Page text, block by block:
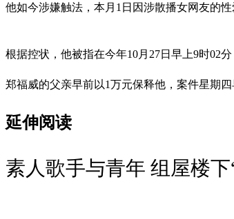
他如今涉嫌触法，本月1日因涉散播女网友的性
根据控状，他被指在今年10月27日早上9时02
郑福威的父亲早前以1万元保释他，案件星期四
延伸阅读
素人歌手与青年 组屋楼下